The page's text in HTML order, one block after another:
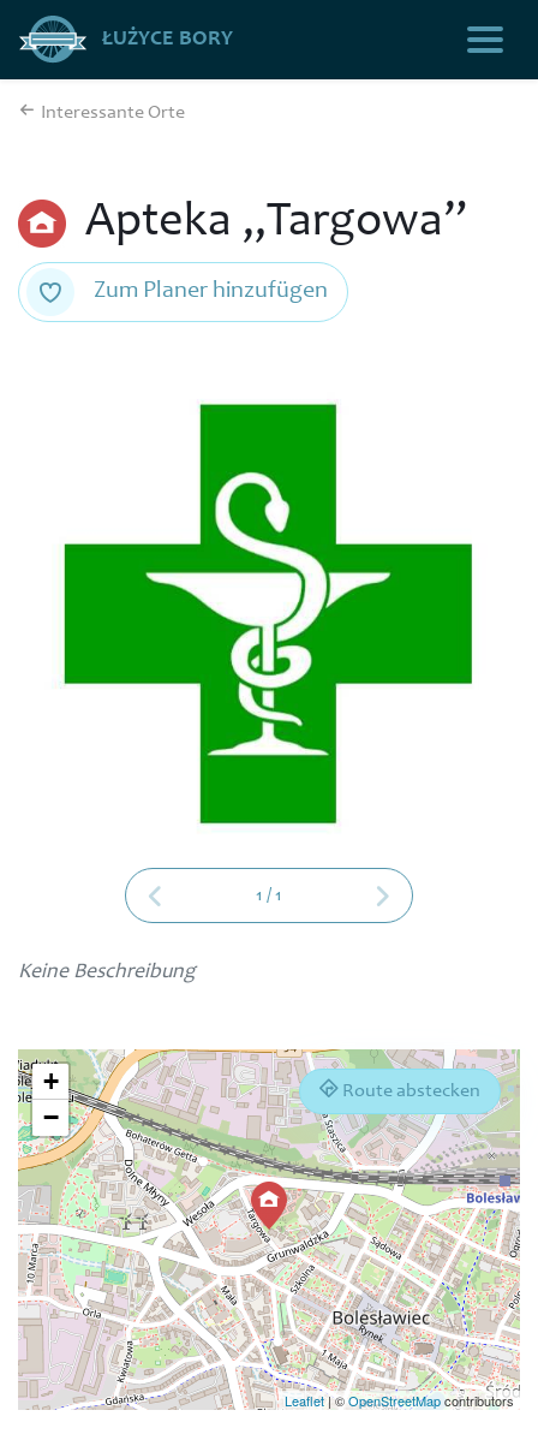
ŁUŻYCE BORY
Interessante Orte
Apteka „Targowa”
Zum Planer hinzufügen
1 /1
Keine Beschreibung
Route abstecken
+
−
Leaflet|©OpenStreetMapcontributors